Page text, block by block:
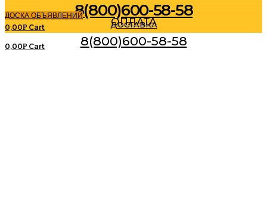
8(800)600-58-58
ДОСКА ОБЪЯВЛЕНИЙ
ДОСТАВКА
ОПЛАТА
0,00Р Cart
8(800)600-58-58
0,00Р Cart